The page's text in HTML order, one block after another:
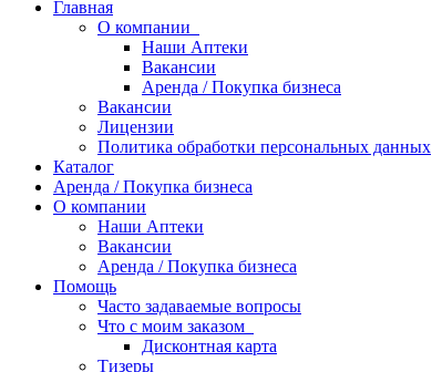
Главная
О компании
Наши Аптеки
Вакансии
Аренда / Покупка бизнеса
Вакансии
Лицензии
Политика обработки персональных данных
Каталог
Аренда / Покупка бизнеса
О компании
Наши Аптеки
Вакансии
Аренда / Покупка бизнеса
Помощь
Часто задаваемые вопросы
Что с моим заказом
Дисконтная карта
Тизеры